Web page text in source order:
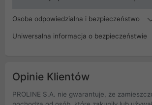
Osoba odpowiedzialna i bezpieczeństwo
Uniwersalna informacja o bezpieczeństwie
Opinie Klientów
PROLINE S.A. nie gwarantuje, że